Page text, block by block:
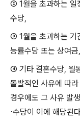
② 1월을 초과하는 일
수당,
③ 1월을 초과하는
능률수당 또는 상여금,
④ 기타 결혼수당, 월
돌발적인 사유에 따
경우에도 그 사유 발
⋅수당이 이에 해당된